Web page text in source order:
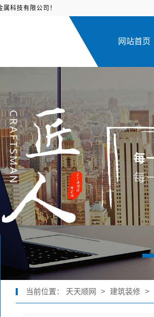
科技有限公司！
网站首页
当前位置： 天天顺网 > 建筑装修 >